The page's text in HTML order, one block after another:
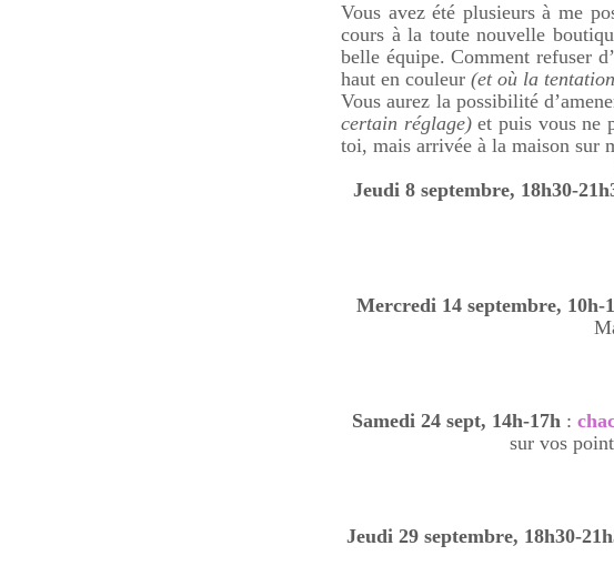
Vous avez été plusieurs à me
cours à la toute nouvelle
belle équipe. Comment refuser
haut en couleur (et où la
Vous aurez la possibilité
certain réglage)et puis vous ne
toi, mais arrivée à la maison
Jeudi 8 septembre, 18h30-
Mercredi 14 septembre, 10h-
Samedi 24 sept, 14h-17h:
sur vos
Jeudi 29 septembre, 18h30-